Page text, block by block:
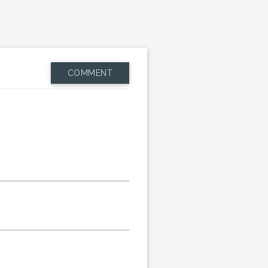
COMMENT